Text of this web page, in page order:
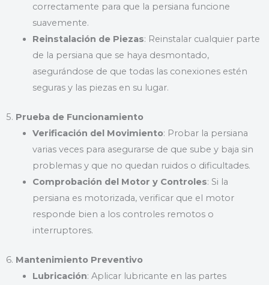
correctamente para que la persiana funcione
suavemente.
Reinstalación de Piezas: Reinstalar cualquier parte
de la persiana que se haya desmontado,
asegurándose de que todas las conexiones estén
seguras y las piezas en su lugar.
5. Prueba de Funcionamiento
Verificación del Movimiento: Probar la persiana
varias veces para asegurarse de que sube y baja sin
problemas y que no quedan ruidos o dificultades.
Comprobación del Motor y Controles: Si la
persiana es motorizada, verificar que el motor
responde bien a los controles remotos o
interruptores.
6. Mantenimiento Preventivo
Lubricación: Aplicar lubricante en las partes